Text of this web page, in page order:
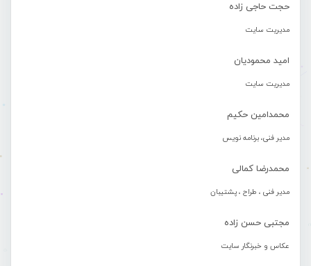
حجت حاجی زاده
مدیریت سایت
امید محمودیان
مدیریت سایت
محمدامین حکیم
مدیر فنی، برنامه نویس
محمدرضا کمالی
مدیر فنی ، طراح ، پشتیبان
مجتبی حسن زاده
عکاس و خبرنگار سایت